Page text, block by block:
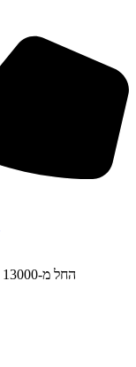
החל מ-‏13000 ₪ ללילה למזמינים 3 לילות בסופ"ש הקרוב